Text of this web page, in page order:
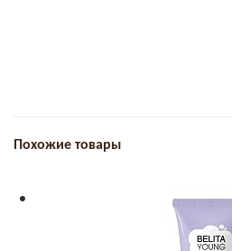
Похожие товары